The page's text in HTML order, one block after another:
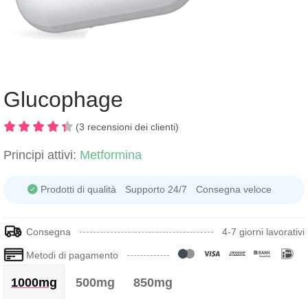
Glucophage
(3 recensioni dei clienti)
Principi attivi: Metformina
Prodotti di qualità Supporto 24/7 Consegna veloce
Consegna 4-7 giorni lavorativi
Metodi di pagamento
1000mg 500mg 850mg